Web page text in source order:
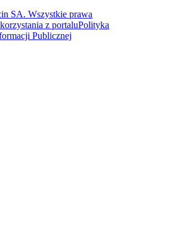
SA. Wszystkie prawa
z portaluPolityka
Publicznej